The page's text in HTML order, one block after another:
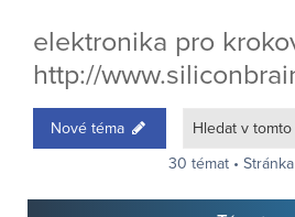
elektronika pro
http://
Nové téma
30 témat • Stránka